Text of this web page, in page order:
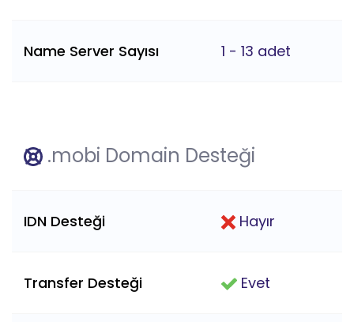
Name Server Sayısı 1 - 13 adet
.mobi Domain Desteği
IDN Desteği Hayır
Transfer Desteği Evet